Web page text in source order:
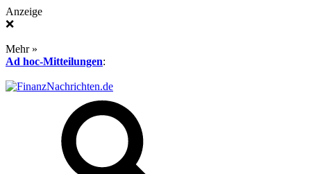
Anzeige
❌
Mehr »
Ad hoc-Mitteilungen: